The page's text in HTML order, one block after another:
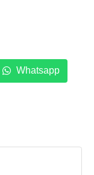
Whatsapp